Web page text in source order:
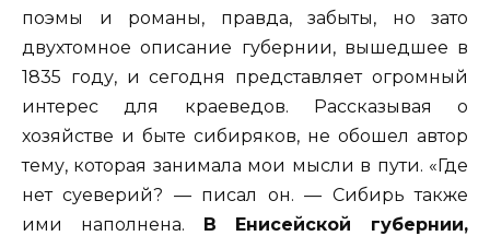
поэмы и романы, правда, забыты, но зато
двухтомное описание губернии, вышедшее в
1835 году, и сегодня представляет огромный
интерес для краеведов. Рассказывая о
хозяйстве и быте сибиряков, не обошел автор
тему, которая занимала мои мысли в пути. «Где
нет суеверий? — писал он. — Сибирь также
ими наполнена. В Енисейской губернии,